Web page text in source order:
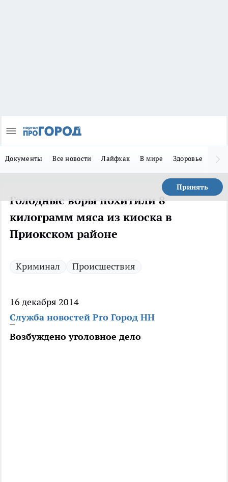
Документы Все новости Лайфхак В мире Здоровье
Принять
Голодные воры похитили 8
килограмм мяса из киоска в
Приокском районе
Криминал Происшествия
16 декабря 2014
Служба новостей Pro Город НН
Возбуждено уголовное дело